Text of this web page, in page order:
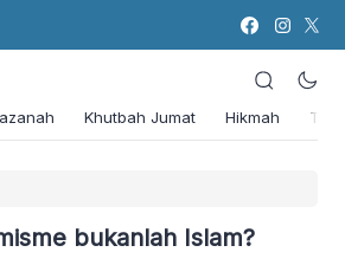
Khutbah Jumat Hikmah
bukanlah Islam?